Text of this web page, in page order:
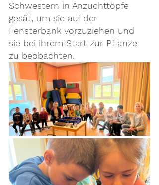
Schwestern in Anzuchttöpfe
gesät, um sie auf der
Fensterbank vorzuziehen und
sie bei ihrem Start zur Pflanze
zu beobachten.